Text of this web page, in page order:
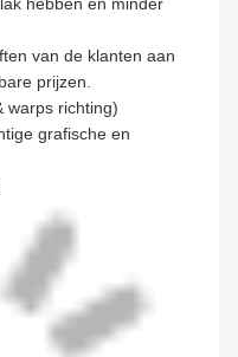
hebben en minder
van de klanten aan
prijzen.
warps richting)
grafische en